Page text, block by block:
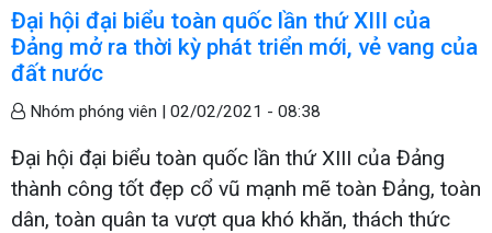
Đại hội đại biểu toàn quốc lần thứ XIII của
Đảng mở ra thời kỳ phát triển mới, vẻ vang của
đất nước
Nhóm phóng viên | 02/02/2021 - 08:38
Đại hội đại biểu toàn quốc lần thứ XIII của Đảng
thành công tốt đẹp cổ vũ mạnh mẽ toàn Đảng, toàn
dân, toàn quân ta vượt qua khó khăn, thách thức